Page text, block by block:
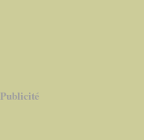
Publicité